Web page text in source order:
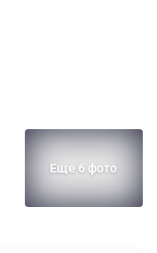
Еще 6 фото